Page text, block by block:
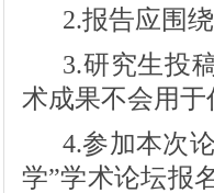
2.报告应围
3.研究生投
术成果不会用
4.参加本次
学”学术论坛报